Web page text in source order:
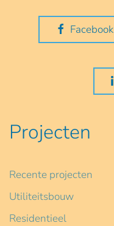
Facebook
Projecten
Recente projecten
Utiliteitsbouw
Residentieel